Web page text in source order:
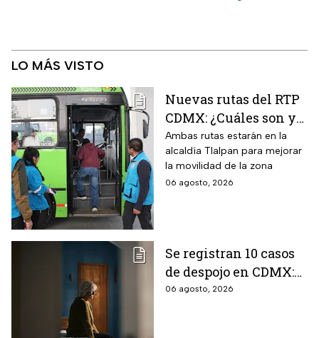
LO MÁS VISTO
Nuevas rutas del RTP
CDMX: ¿Cuáles son y
con qué estaciones
del Metrobús
conectan?
Ambas rutas estarán en la
alcaldía Tlalpan para mejorar
la movilidad de la zona
06 agosto, 2026
Se registran 10 casos
de despojo en CDMX:
adultos mayores son
06 agosto, 2026